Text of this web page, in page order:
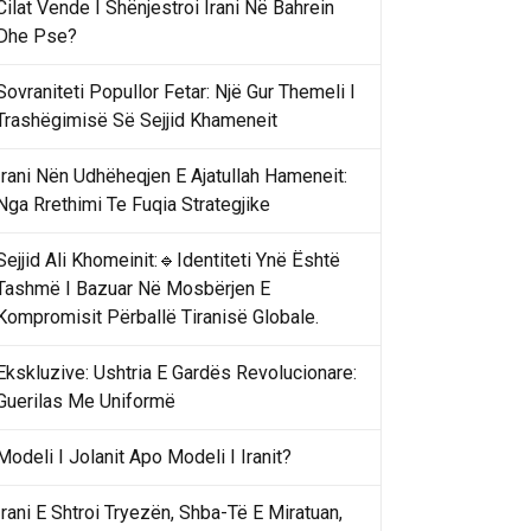
Vende I Shënjestroi Irani Në Bahrein
Pse?
Popullor Fetar: Një Gur Themeli I
Së Sejjid Khameneit
Nën Udhëheqjen E Ajatullah Hameneit:
Rrethimi Te Fuqia Strategjike
Ali Khomeinit:🔹Identiteti Ynë Është
I Bazuar Në Mosbërjen E
Përballë Tiranisë Globale.
Ushtria E Gardës Revolucionare:
Me Uniformë
I Jolanit Apo Modeli I Iranit?
E Shtroi Tryezën, Shba-Të E Miratuan,